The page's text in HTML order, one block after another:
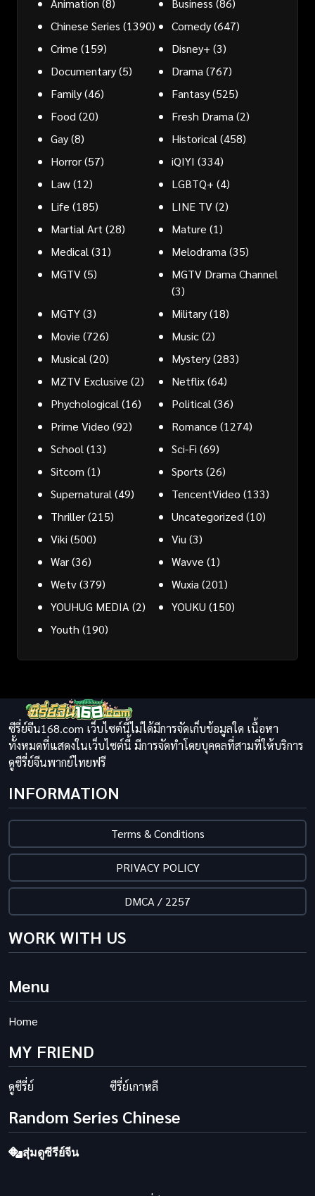
Animation (8) Business (86)
Chinese Series (1390) Comedy(647)
Crime (159) Disney+ (3)
Documentary(5) Drama(767)
Family(46) Fantasy(525)
Food(20) Fresh Drama(2)
Gay(8) Historical(458)
Horror(57) iQIYI (334)
Law(12) LGBTQ+ (4)
Life (185) LINE TV(2)
Martial Art(28) Mature (1)
Medical(31) Melodrama(35)
MGTV(5)
MGTV Drama Channel
(3)
MGTY(3) Military(18)
Movie (726) Music(2)
Musical(20) Mystery(283)
MZTV Exclusive (2) Netflix(64)
Phychological(16) Political(36)
Prime Video (92) Romance (1274)
School(13) Sci-Fi (69)
Sitcom (1) Sports (26)
Supernatural(49) TencentVideo (133)
Thriller(215) Uncategorized(10)
Viki (500) Viu(3)
War(36) Wavve (1)
Wetv(379) Wuxia(201)
YOUHUG MEDIA(2) YOUKU (150)
Youth (190)
ซีรี่ย์จีน168.com เว็บไซต์นี้ไม่ได้มีการจัดเก็บข้อมูลใด เนื้อหา
ทั้งหมดที่แสดงในเว็บไซต์นี้ มีการจัดทำโดยบุคคลที่สามที่ให้บริการ
ดูซีรี่ย์จีนพากย์ไทยฟรี
INFORMATION
Terms & Conditions
PRIVACY POLICY
DMCA / 2257
WORK WITH US
Menu
Home
MY FRIEND
ดูซีรี่ย์ ซีรี่ย์เกาหลี
Random Series Chinese
สุ่มดูซีรีย์จีน